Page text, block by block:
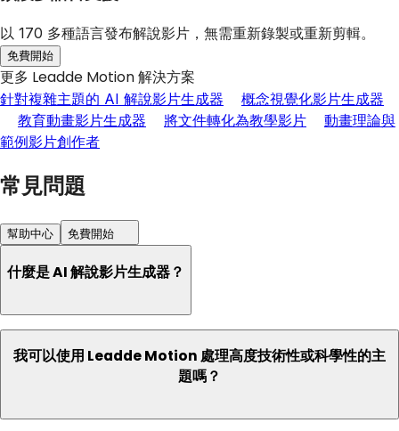
以 170 多種語言發布解說影片，無需重新錄製或重新剪輯。
免費開始
更多 Leadde Motion 解決方案
針對複雜主題的 AI 解說影片生成器
概念視覺化影片生成器
教育動畫影片生成器
將文件轉化為教學影片
動畫理論與
範例影片創作者
常見問題
幫助中心 免費開始
什麼是 AI 解說影片生成器？
我可以使用 Leadde Motion 處理高度技術性或科學性的主
題嗎？